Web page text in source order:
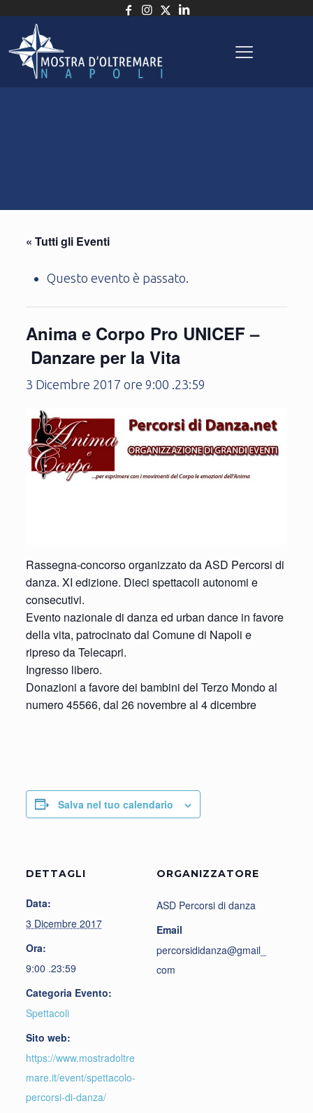
« Tutti gli Eventi
Questo evento è passato.
Anima e Corpo Pro UNICEF –
Danzare per la Vita
3 Dicembre 2017 ore 9:00 .23:59
Rassegna-concorso organizzato da ASD Percorsi di
danza. XI edizione. Dieci spettacoli autonomi e
consecutivi.
Evento nazionale di danza ed urban dance in favore
della vita, patrocinato dal Comune di Napoli e
ripreso da Telecapri.
Ingresso libero.
Donazioni a favore dei bambini del Terzo Mondo al
numero 45566, dal 26 novembre al 4 dicembre
Salva nel tuo calendario
DETTAGLI
Data:
3 Dicembre 2017
Ora:
9:00 .23:59
Categoria Evento:
Spettacoli
Sito web:
https://www.mostradoltre
mare.it/event/spettacolo-
percorsi-di-danza/
ORGANIZZATORE
ASD Percorsi di danza
Email
percorsididanza@gmail_
com